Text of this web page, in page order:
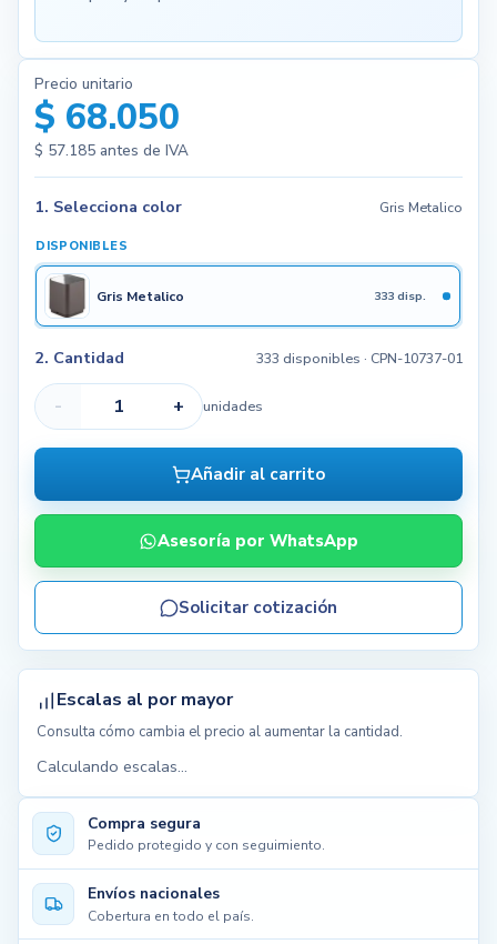
Compra segura
Pedido protegido y con seguimiento.
Envíos nacionales
Cobertura en todo el país.
Precio unitario
$ 68.050
$ 57.185antes de IVA
1. Selecciona color Gris Metalico
DISPONIBLES
Gris Metalico 333 disp.
2. Cantidad 333 disponibles · CPN-10737-01
- + unidades
Añadir al carrito
Asesoría por WhatsApp
Solicitar cotización
Escalas al por mayor
Consulta cómo cambia el precio al aumentar la cantidad.
Calculando escalas...